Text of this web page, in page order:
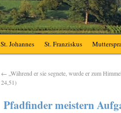
St. Johannes St. Franziskus
← „Während er sie segnete, wurde er zum
24,51)
Pfadfinder meistern